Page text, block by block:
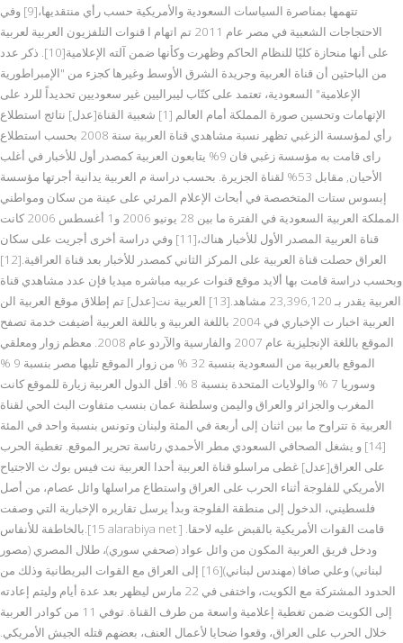
تتهمها بمناصرة السياسات السعودية والأمريكية حسب رأي منتقديها،[9] وفي
الاحتجاجات الشعبية في مصر عام 2011 تم اتهام ا قنوات التلفزيون العربية لعربية
على أنها منحازة كليًا للنظام الحاكم وظهرت وكأنها ضمن آلته الإعلامية[10]. ذكر عدد
من الباحثين أن قناة العربية وجريدة الشرق الأوسط وغيرها كجزء من "الإمبراطورية
الإعلامية" السعودية، تعتمد على كتّاب ليبراليين غير سعوديين تحديداً للرد على
الإتهامات وتحسين صورة المملكة أمام العالم [1] شعبية القناة[عدل] نتائج استطلاع
رأي لمؤسسة الزغبي تظهر نسبة مشاهدي قناة العربية سنة 2008 بحسب استطلاع
راى قامت به مؤسسة زغبي فان 9% يتابعون العربية كمصدر أول للأخبار في أغلب
الأحيان, مقابل 53% لقناة الجزيرة. بحسب دراسة م العربية يدانية أجرتها مؤسسة
إبسوس ستات المتخصصة في أبحاث الإعلام المرئي على عينة من سكان ومواطني
المملكة العربية السعودية في الفترة ما بين 28 يونيو 2006 و1 أغسطس 2006 كانت
قناة العربية المصدر الأول للأخبار هناك،[11] وفي دراسة أخرى أجريت على سكان
العراق حصلت قناة العربية على المركز الثاني كمصدر للأخبار بعد قناة العراقية.[12]
وبحسب دراسة قامت بها ألايد موقع قنوات عربيه مباشره ميديا فإن عدد مشاهدي قناة
العربية يقدر بـ 23,396,120 مشاهد.[13] العربية نت[عدل] تم إطلاق موقع العربية الن
العربية اخبار ت الإخباري في 2004 باللغة العربية و باللغة العربية أضيفت خدمة تصفح
الموقع باللغة الإنجليزية عام 2007 والفارسية والآردو عام 2008. معظم زوار ومعلقي
الموقع بالعربية من السعودية بنسبة 32 % من زوار الموقع تليها مصر بنسبة 9 %
وسوريا 7 % والولايات المتحدة بنسبة 8 %. أقل الدول العربية زيارة للموقع كانت
المغرب والجزائر والعراق واليمن وسلطنة عمان بنسب متفاوت البث الحي لقناة
العربية ة تتراوح ما بين اثنان إلى أربعة في المئة ولبنان وتونس بنسبة واحد في المئة
[14] و يشغل الصحافي السعودي مطر الأحمدي رئاسة تحرير الموقع. تغطية الحرب
على العراق[عدل] غطى مراسلو قناة العربية أحدا العربية نت فيس بوك ث الاجتياح
الأمريكي للفلوجة أثناء الحرب على العراق واستطاع مراسلها وائل عصام، من أصل
فلسطيني، الدخول إلى منطقة الفلوجة وبدأ يرسل تقاريره الإخبارية التي وصفت
بالخاطفة للأنفاس.[15 alarabiya net ] قامت القوات الأمريكية بالقبض عليه لاحقا.
ودخل فريق العربية المكون من وائل عواد (صحفي سوري)، طلال المصري (مصور
لبناني) وعلي صافا (مهندس لبناني)[16] إلى العراق مع القوات البريطانية وذلك من
الحدود المشتركة مع الكويت، واختفى في 22 مارس ليظهر بعد عدة أيام وليتم إعادته
إلى الكويت ضمن تغطية إعلامية واسعة من طرف القناة. توفي 11 من كوادر العربية
خلال الحرب على العراق، وقعوا ضحايا لأعمال العنف، بعضهم قتله الجيش الأمريكي.